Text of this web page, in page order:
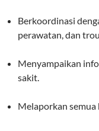
Berkoordinasi
perawatan, dan
Menyampaikan
sakit.
Melaporkan semua